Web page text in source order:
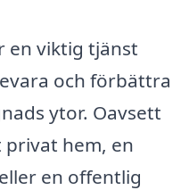
en viktig tjänst
och förbättra
ytor. Oavsett
hem, en
en offentlig